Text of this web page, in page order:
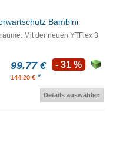
Bambini
Mit der neuen YTFlex 3
99.77 €
144.20 € *
- 31 %
Details auswählen